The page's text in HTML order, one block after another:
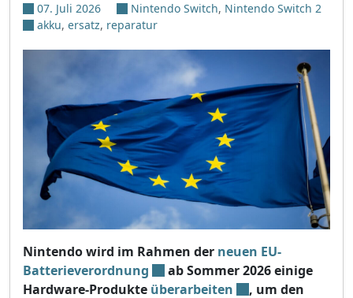
07. Juli 2026 Nintendo Switch, Nintendo Switch 2
akku, ersatz, reparatur
Nintendo wird im Rahmen der neuen EU-
Batterieverordnung
ab Sommer 2026 einige
Hardware-Produkte überarbeiten
, um den